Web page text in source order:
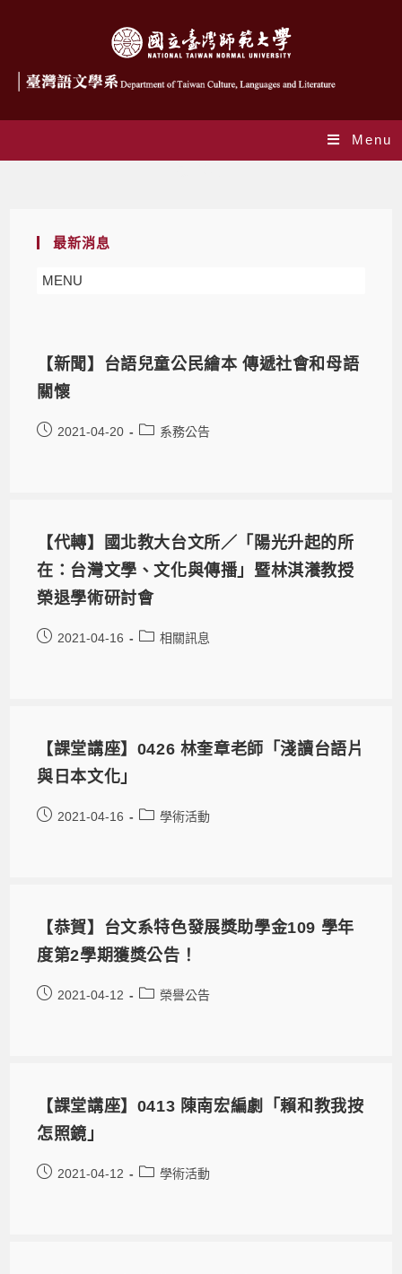
Menu
最新消息
MENU
【新聞】台語兒童公民繪本 傳遞社會和母語
關懷
2021-04-20 系務公告
【代轉】國北教大台文所／「陽光升起的所
在：台灣文學、文化與傳播」暨林淇瀁教授
榮退學術研討會
2021-04-16 相關訊息
【課堂講座】0426 林奎章老師「淺讀台語片
與日本文化」
2021-04-16 學術活動
【恭賀】台文系特色發展獎助學金109 學年
度第2學期獲獎公告！
2021-04-12 榮譽公告
【課堂講座】0413 陳南宏編劇「賴和教我按
怎照鏡」
2021-04-12 學術活動